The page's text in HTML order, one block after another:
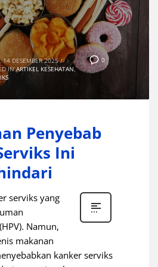
0
14 DESEMBER 2025 /
IN ARTIKEL KESEHATAN,
Penyebab
Ini
serviks yang
Namun,
makanan
kanker serviks